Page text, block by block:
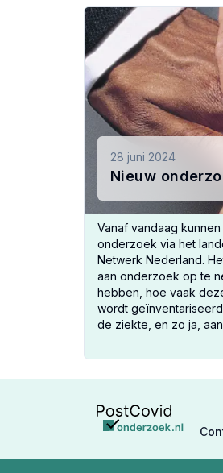
28 juni 2024
Nieuw
Vanaf vandaag
onderzoek via het
Netwerk Nederland.
aan onderzoek op te
hebben, hoe vaak
wordt
de ziekte, en zo ja,